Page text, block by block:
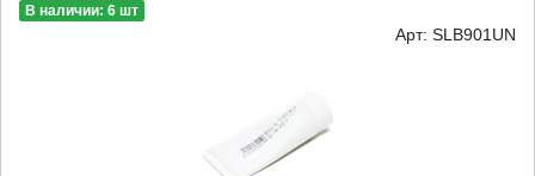
В наличии: 6 шт
Арт: SLB901UN